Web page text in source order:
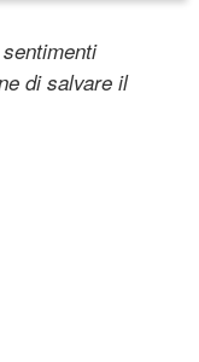
di salvare il